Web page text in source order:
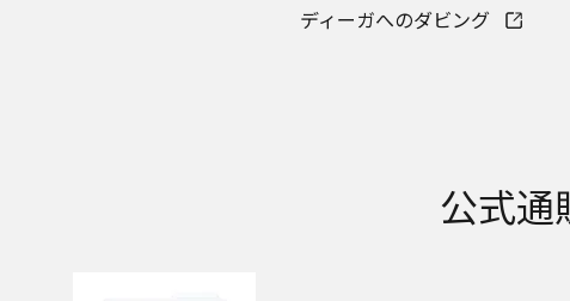
い。
ディーガへのダビング
公式通